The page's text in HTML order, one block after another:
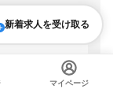
る
報なども配信しま
新着求人を受け取る
マイページ